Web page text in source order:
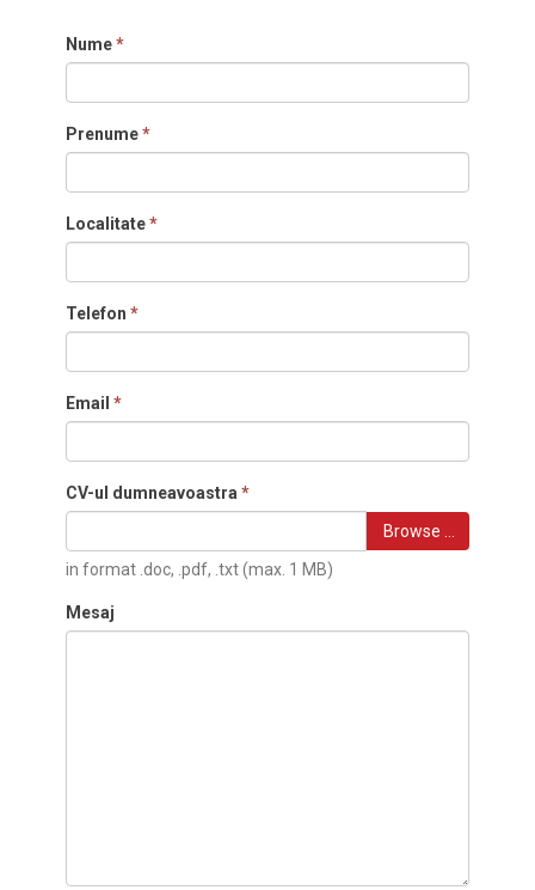
Nume*
Prenume*
Localitate*
Telefon *
Email *
CV-ul dumneavoastra *
Browse …
in format .doc, .pdf, .txt (max. 1 MB)
Mesaj